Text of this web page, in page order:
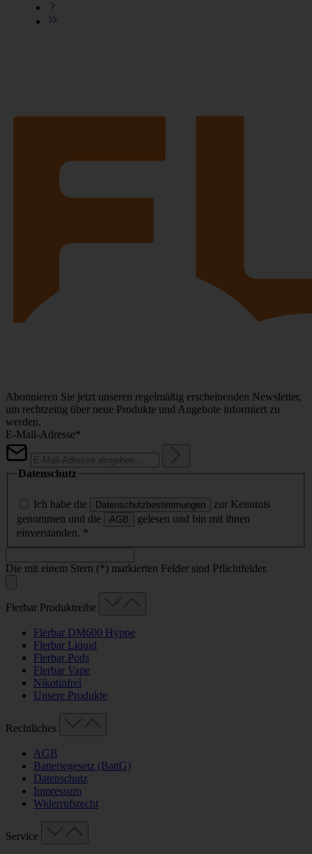
Abonnieren Sie jetzt unseren regelmäßig erscheinenden Newsletter,
um rechtzeitig über neue Produkte und Angebote informiert zu
werden.
E-Mail-Adresse*
Datenschutz
Ich habe die Datenschutzbestimmungen
zur Kenntnis
genommen und die
AGB
gelesen und bin mit ihnen
einverstanden. *
Die mit einem Stern (*) markierten Felder sind Pflichtfelder.
Flerbar Produktreihe
Flerbar DM600 Hyppe
Flerbar Liquid
Flerbar Pods
Flerbar Vape
Nikotinfrei
Unsere Produkte
Rechtliches
AGB
Batteriegesetz (BattG)
Datenschutz
Impressum
Widerrufsrecht
Service